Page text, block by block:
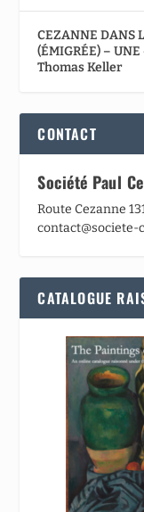
CEZANNE DANS
(ÉMIGRÉE) –
Thomas Keller
CONTACT
Société Paul
Route Cezanne
contact@societe-
CATALOGUE